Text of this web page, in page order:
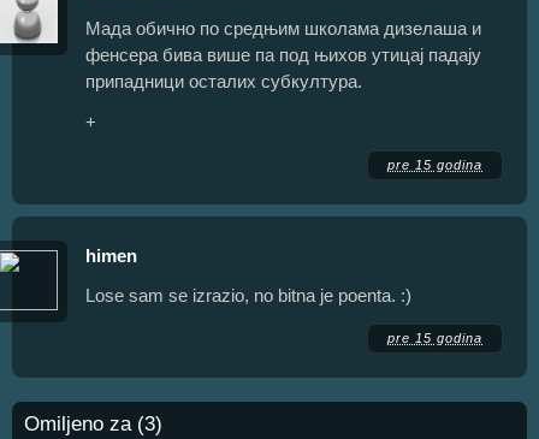
Мада обично по средњим школама дизелаша и
фенсера бива више па под њихов утицај падају
припадници осталих субкултура.
+
pre 15 godina
himen
Lose sam se izrazio, no bitna je poenta. :)
pre 15 godina
Omiljeno za (3)